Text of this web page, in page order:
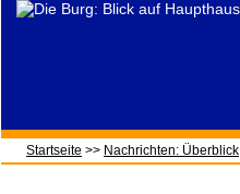
Startseite >> Nachrichten: Überblick